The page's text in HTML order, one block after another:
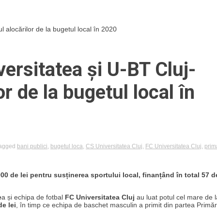
alocărilor de la bugetul local în 2020
și U-BT Cluj-
de la bugetul local în
bani publici bugetul loca CS Universitatea Cluj FC Universitatea Cluj
de lei pentru susținerea sportului local, finanțând în total 57
a și echipa de fotbal FC Universitatea Cluj au luat potul cel mare de
lei , în timp ce echipa de baschet masculin a primit din partea